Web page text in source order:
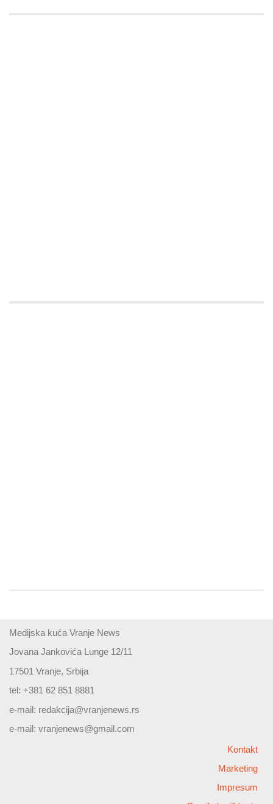
Medijska kuća Vranje News
Jovana Jankovića Lunge 12/11
17501 Vranje, Srbija
tel: +381 62 851 8881
e-mail: redakcija@vranjenews.rs
e-mail: vranjenews@gmail.com
Kontakt
Marketing
Impresum